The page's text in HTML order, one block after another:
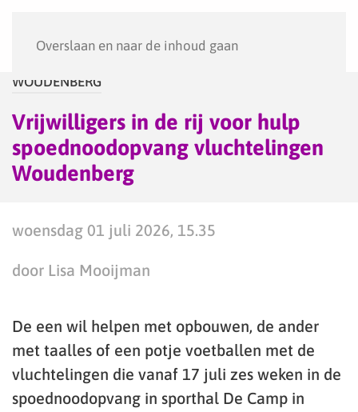
Overslaan en naar de inhoud gaan
WOUDENBERG
Vrijwilligers in de rij voor hulp
spoednoodopvang vluchtelingen
Woudenberg
woensdag 01 juli 2026, 15.35
door Lisa Mooijman
De een wil helpen met opbouwen, de ander
met taalles of een potje voetballen met de
vluchtelingen die vanaf 17 juli zes weken in de
spoednoodopvang in sporthal De Camp in